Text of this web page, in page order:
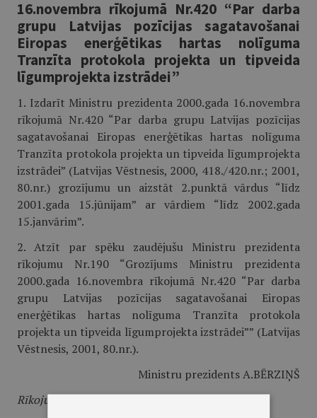
16.novembra rīkojumā Nr.420 “Par darba
grupu Latvijas pozīcijas sagatavošanai
Eiropas enerģētikas hartas nolīguma
Tranzīta protokola projekta un tipveida
līgumprojekta izstrādei”
1. Izdarīt Ministru prezidenta 2000.gada 16.novembra
rīkojumā Nr.420 “Par darba grupu Latvijas pozīcijas
sagatavošanai Eiropas enerģētikas hartas nolīguma
Tranzīta protokola projekta un tipveida līgumprojekta
izstrādei” (Latvijas Vēstnesis, 2000, 418./420.nr.; 2001,
80.nr.) grozījumu un aizstāt 2.punktā vārdus “līdz
2001.gada 15.jūnijam” ar vārdiem “līdz 2002.gada
15.janvārim”.
2. Atzīt par spēku zaudējušu Ministru prezidenta
rīkojumu Nr.190 “Grozījums Ministru prezidenta
2000.gada 16.novembra rīkojumā Nr.420 “Par darba
grupu Latvijas pozīcijas sagatavošanai Eiropas
enerģētikas hartas nolīguma Tranzīta protokola
projekta un tipveida līgumprojekta izstrādei”” (Latvijas
Vēstnesis, 2001, 80.nr.).
Ministru prezidents A.BĒRZIŅŠ
Rīkojums stājas spēkā ar 2001.gada 6.jūliju.